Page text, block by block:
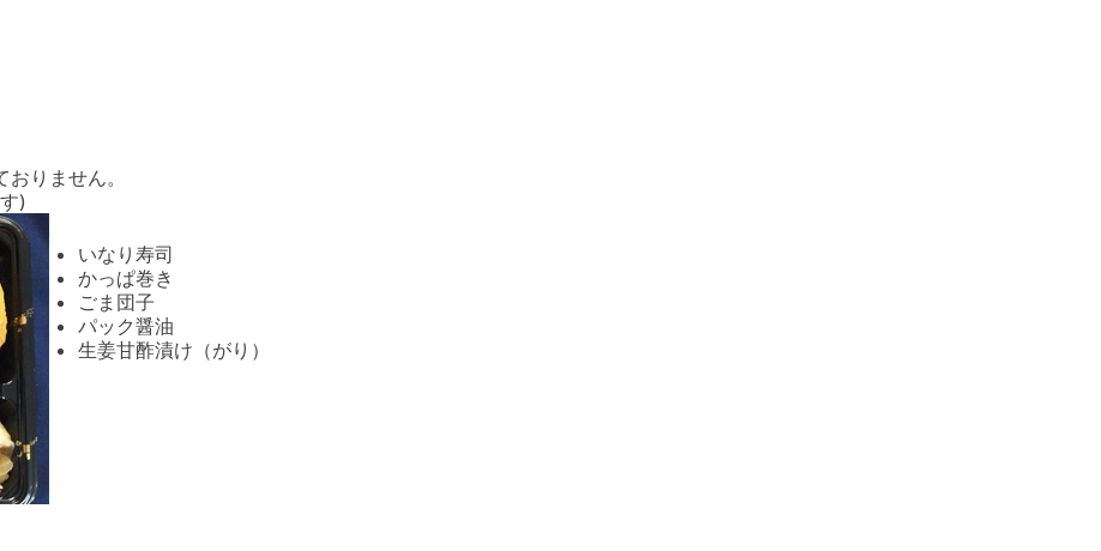
りません。
)
いなり寿司
かっぱ巻き
ごま団子
パック醤油
生姜甘酢漬け（がり）